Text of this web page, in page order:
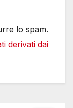
lo spam.
derivati dai